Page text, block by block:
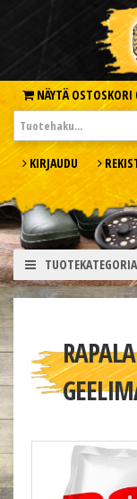
NÄYTÄ OSTOSKORI
KIRJAUDU